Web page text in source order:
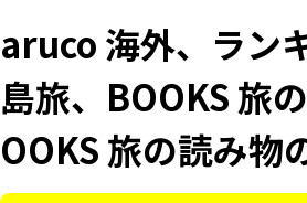
aruco 海外、ラン
島旅、BOOKS 旅
OOKS 旅の読み物